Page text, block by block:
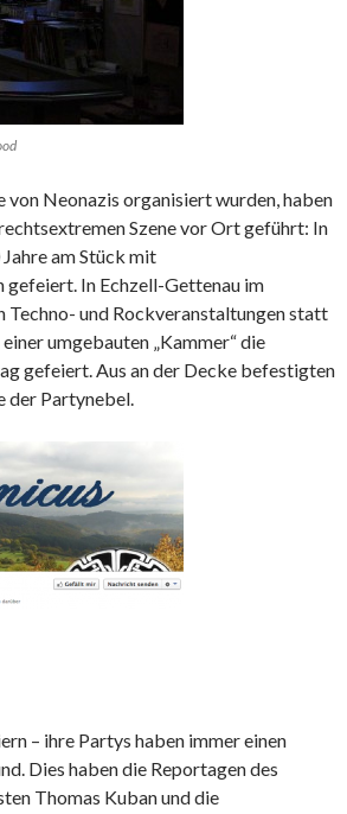
von Neonazis organisiert wurden, haben
Szene vor Ort geführt: In
am Stück mit
In Echzell-Gettenau im
und Rockveranstaltungen statt
umgebauten „Kammer“ die
gefeiert. Aus an der Decke befestigten
der Partynebel.
– ihre Partys haben immer einen
Dies haben die Reportagen des
Thomas Kuban und die